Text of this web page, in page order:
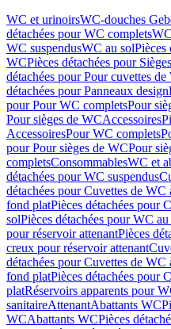
WC et urinoirsWC-douches
détachées pour WC complets
WC suspendusWC au solPièces
WCPièces détachées pour
détachées pour Pour cuvettes de
détachées pour Panneaux design
pour Pour WC completsPour
Pour sièges de WCAccessoires
AccessoiresPour WC complets
pour Pour sièges de WCPour
completsConsommablesWC et
détachées pour WC suspendus
détachées pour Cuvettes de
fond platPièces détachées pour
solPièces détachées pour WC au
pour réservoir attenantPièces
creux pour réservoir attenant
détachées pour Cuvettes de
fond platPièces détachées pour
platRéservoirs apparents pour
sanitaireAttenantAbattants WC
WCAbattants WCPièces